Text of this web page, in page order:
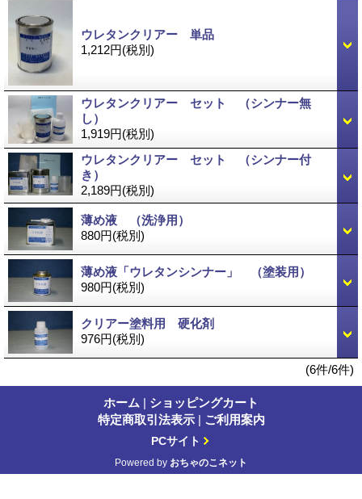
ウレタンクリアー 単品
1,212円(税別)
ウレタンクリアー セット （シンナー無
し）
1,919円(税別)
ウレタンクリアー セット （シンナー付
き）
2,189円(税別)
薄め液 （洗浄用）
880円(税別)
薄め液「ウレタンシンナー」 （塗装用）
980円(税別)
クリアー塗料用 硬化剤
976円(税別)
(6件/6件)
ホーム | ショッピングカート
特定商取引法表示 | ご利用案内
PCサイト
Powered by おちゃのこネット